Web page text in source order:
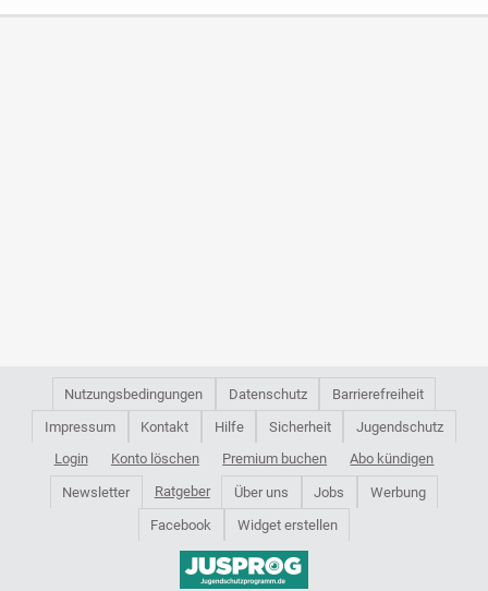
Nutzungsbedingungen Datenschutz
Barrierefreiheit
Impressum
Kontakt Hilfe Sicherheit
Jugendschutz
Login
Konto löschen Premium buchen Abo kündigen
Newsletter Ratgeber Über uns Jobs
Werbung
Facebook
Widget erstellen